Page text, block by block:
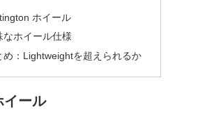
ホイール
なホイール仕様
め：Lightweightを超えられるか
ール